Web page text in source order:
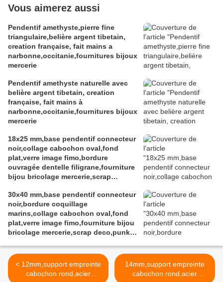
Vous aimerez aussi
Pendentif amethyste,pierre fine
triangulaire,belière argent tibetain,
creation française, fait mains a
narbonne,occitanie,fournitures bijoux
mercerie
Pendentif amethyste naturelle avec
belière argent tibetain, creation
française, fait mains à
narbonne,occitanie,fournitures bijoux
mercerie
18x25 mm,base pendentif connecteur
noir,collage cabochon oval,fond
plat,verre image fimo,bordure
ouvragée dentelle filigrane,fourniture
bijou bricolage mercerie,scrap
fashion mode,pour ateliers du fait
mains,victorien edouardien
baroque,rococo
30x40 mm,base pendentif connecteur
noir,bordure coquillage
marins,collage cabochon oval,fond
plat,verre image fimo,fourniture bijou
bricolage mercerie,scrap deco,punk
< 12mm,support empreinte
cabochon rond,acier
14mm,support empreinte
cabochon rond,acier